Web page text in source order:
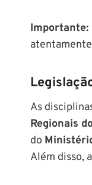
Importante:
As
Regionais
do
Além disso,